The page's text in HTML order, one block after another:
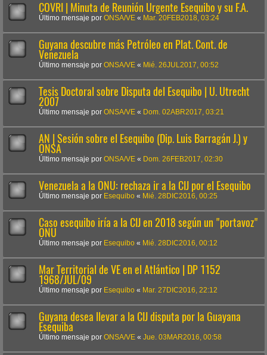
COVRI | Minuta de Reunión Urgente Esequibo y su F.A.
Último mensaje por ONSA/VE « Mar. 20FEB2018, 03:24
Guyana descubre más Petróleo en Plat. Cont. de
Venezuela
Último mensaje por ONSA/VE « Mié. 26JUL2017, 00:52
Tesis Doctoral sobre Disputa del Esequibo | U. Utrecht
2007
Último mensaje por ONSA/VE « Dom. 02ABR2017, 03:21
AN | Sesión sobre el Esequibo (Dip. Luis Barragán J.) y
ONSA
Último mensaje por ONSA/VE « Dom. 26FEB2017, 02:30
Venezuela a la ONU: rechaza ir a la CIJ por el Esequibo
Último mensaje por Esequibo « Mié. 28DIC2016, 00:25
Caso esequibo iría a la CIJ en 2018 según un "portavoz"
ONU
Último mensaje por Esequibo « Mié. 28DIC2016, 00:12
Mar Territorial de VE en el Atlántico | DP 1152
1968/JUL/09
Último mensaje por Esequibo « Mar. 27DIC2016, 22:12
Guyana desea llevar a la CIJ disputa por la Guayana
Esequiba
Último mensaje por ONSA/VE « Jue. 03MAR2016, 00:58